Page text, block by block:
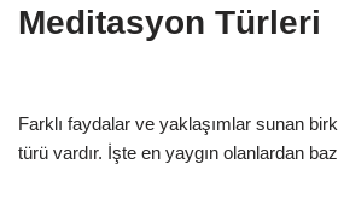
Meditasyon Türleri
Farklı faydalar ve yaklaşımlar sunan
türü vardır. İşte en yaygın olanlardan